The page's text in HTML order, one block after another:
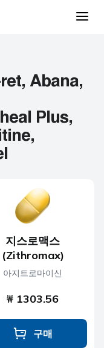
Abana,
Plus,
지스로맥스
(Zithromax)
아지트로마이신
₩ 1303.56
구매